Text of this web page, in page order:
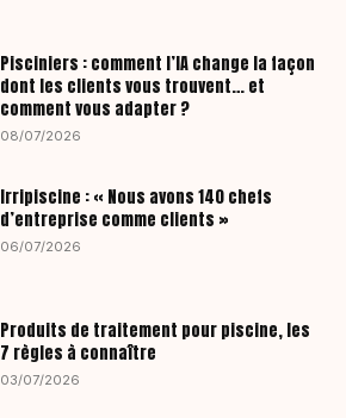
Pisciniers : comment l’IA change la façon
dont les clients vous trouvent… et
comment vous adapter ?
08/07/2026
Irripiscine : « Nous avons 140 chefs
d’entreprise comme clients »
06/07/2026
Produits de traitement pour piscine, les
7 règles à connaître
03/07/2026